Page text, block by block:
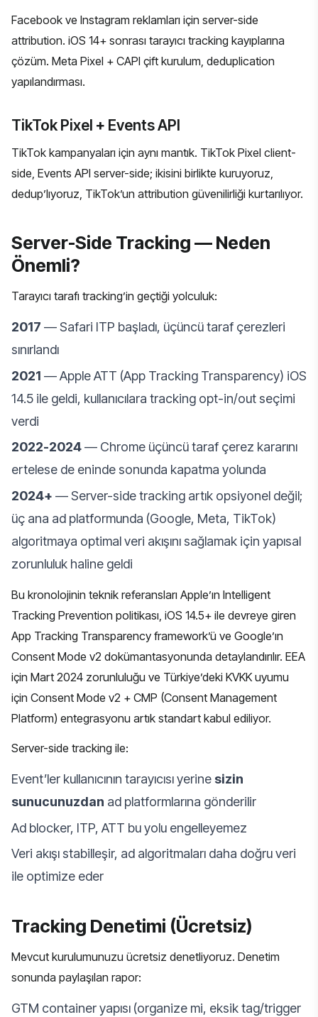
Facebook ve Instagram reklamları için server-side
attribution. iOS 14+ sonrası tarayıcı tracking kayıplarına
çözüm. Meta Pixel + CAPI çift kurulum, deduplication
yapılandırması.
TikTok Pixel + Events API
TikTok kampanyaları için aynı mantık. TikTok Pixel client-
side, Events API server-side; ikisini birlikte kuruyoruz,
dedup’lıyoruz, TikTok’un attribution güvenilirliği kurtarılıyor.
Server-Side Tracking — Neden
Önemli?
Tarayıcı tarafı tracking’in geçtiği yolculuk:
2017 — Safari ITP başladı, üçüncü taraf çerezleri
sınırlandı
2021 — Apple ATT (App Tracking Transparency) iOS
14.5 ile geldi, kullanıcılara tracking opt-in/out seçimi
verdi
2022-2024— Chrome üçüncü taraf çerez kararını
ertelese de eninde sonunda kapatma yolunda
2024+ — Server-side tracking artık opsiyonel değil;
üç ana ad platformunda (Google, Meta, TikTok)
algoritmaya optimal veri akışını sağlamak için yapısal
zorunluluk haline geldi
Bu kronolojinin teknik referansları Apple’ın Intelligent
Tracking Prevention politikası, iOS 14.5+ ile devreye giren
App Tracking Transparency framework’ü ve Google’ın
Consent Mode v2 dokümantasyonunda detaylandırılır. EEA
için Mart 2024 zorunluluğu ve Türkiye’deki KVKK uyumu
için Consent Mode v2 + CMP (Consent Management
Platform) entegrasyonu artık standart kabul ediliyor.
Server-side tracking ile:
Event’ler kullanıcının tarayıcısı yerine sizin
sunucunuzdan ad platformlarına gönderilir
Ad blocker, ITP, ATT bu yolu engelleyemez
Veri akışı stabilleşir, ad algoritmaları daha doğru veri
ile optimize eder
Tracking Denetimi (Ücretsiz)
Mevcut kurulumunuzu ücretsiz denetliyoruz. Denetim
sonunda paylaşılan rapor:
GTM container yapısı (organize mi, eksik tag/trigger